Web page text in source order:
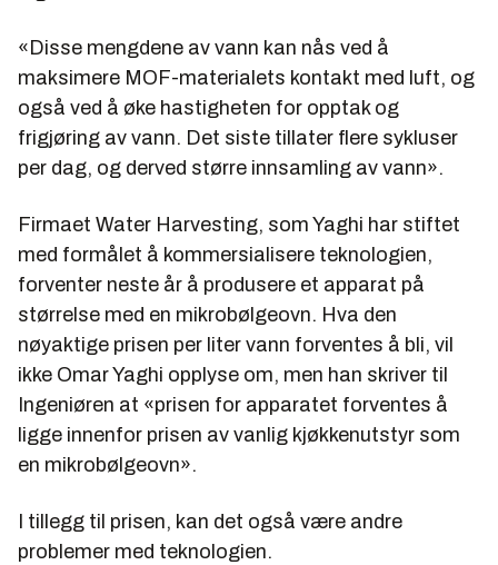
«Disse mengdene av vann kan nås ved å
maksimere MOF-materialets kontakt med luft, og
også ved å øke hastigheten for opptak og
frigjøring av vann. Det siste tillater flere sykluser
per dag, og derved større innsamling av vann».
Firmaet Water Harvesting, som Yaghi har stiftet
med formålet å kommersialisere teknologien,
forventer neste år å produsere et apparat på
størrelse med en mikrobølgeovn. Hva den
nøyaktige prisen per liter vann forventes å bli, vil
ikke Omar Yaghi opplyse om, men han skriver til
Ingeniøren at «prisen for apparatet forventes å
ligge innenfor prisen av vanlig kjøkkenutstyr som
en mikrobølgeovn».
I tillegg til prisen, kan det også være andre
problemer med teknologien.